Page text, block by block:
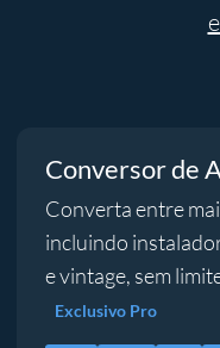
Conversor de
Converta entre
incluindo
e vintage, sem
Exclusivo Pro